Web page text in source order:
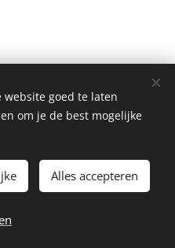
website goed te laten
om je de best mogelijke
Alles accepteren